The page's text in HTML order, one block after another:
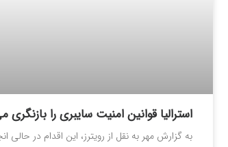
استرالیا قوانین امنیت سایبری را بازنگری
به گزارش مهر به نقل از رویترز، این اقدام در حالی